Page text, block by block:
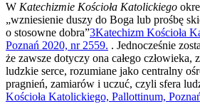
W Katechizmie Kościoła Katolickiego
„wzniesienie duszy do Boga lub prośbę
o stosowne dobra”3Katechizm Kościoła
Poznań 2020, nr 2559. . Jednocześnie
że zawsze dotyczy ona całego człowieka,
ludzkie serce, rozumiane jako centralny
pragnień, zamiarów i uczuć, czyli sfera
Kościoła Katolickiego, Pallottinum,